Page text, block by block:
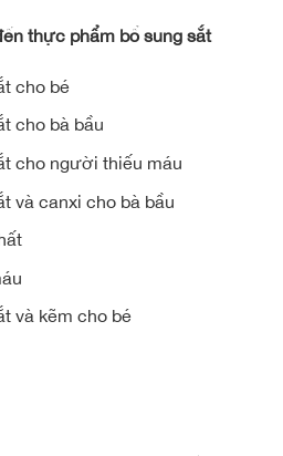
thực phẩm bổ sung sắt
cho bé
cho bà bầu
cho người thiếu máu
và canxi cho bà bầu
và kẽm cho bé